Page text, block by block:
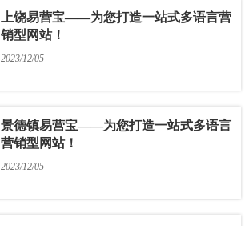
上饶易营宝——为您打造一站式多语言营
销型网站！
2023/12/05
景德镇易营宝——为您打造一站式多语言
营销型网站！
2023/12/05